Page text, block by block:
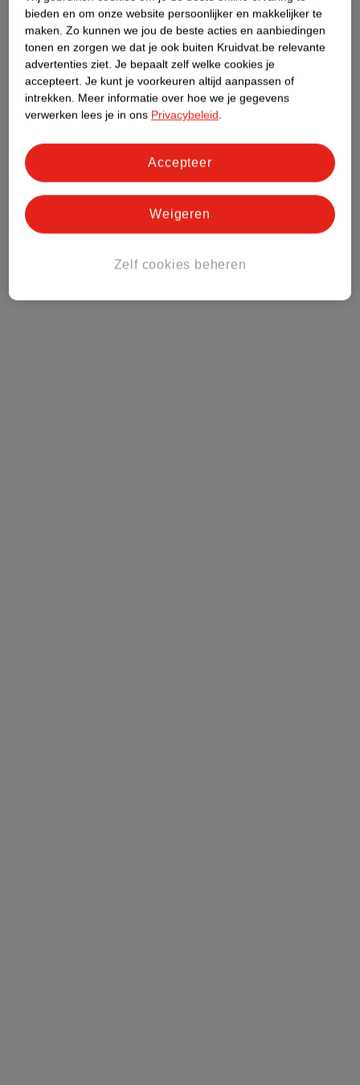
bieden en om onze website persoonlijker en makkelijker te
maken. Zo kunnen we jou de beste acties en aanbiedingen
tonen en zorgen we dat je ook buiten Kruidvat.be relevante
advertenties ziet. Je bepaalt zelf welke cookies je
accepteert. Je kunt je voorkeuren altijd aanpassen of
intrekken. Meer informatie over hoe we je gegevens
verwerken lees je in ons Privacybeleid.
Zelf cookies beheren
Weigeren
Accepteer